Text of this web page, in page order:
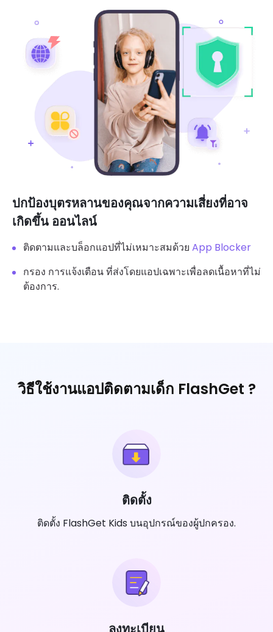
ปกป้องบุตรหลานของคุณจากความเสี่ยงที่อาจ
เกิดขึ้น ออนไลน์
ติดตามและบล็อกแอปที่ไม่เหมาะสมด้วย App Blocker
กรอง การแจ้งเตือน ที่ส่งโดยแอปเฉพาะเพื่อลดเนื้อหาที่ไม่
ต้องการ.
วิธีใช้งานแอปติดตามเด็ก FlashGet ?
ติดตั้ง
ติดตั้ง FlashGet Kids บนอุปกรณ์ของผู้ปกครอง.